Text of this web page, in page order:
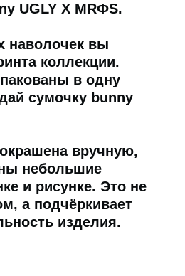
UGLY X MRФS.
наволочек вы
коллекции.
в одну
сумочку bunny
вручную,
небольшие
и рисунке. Это не
а подчёркивает
изделия.